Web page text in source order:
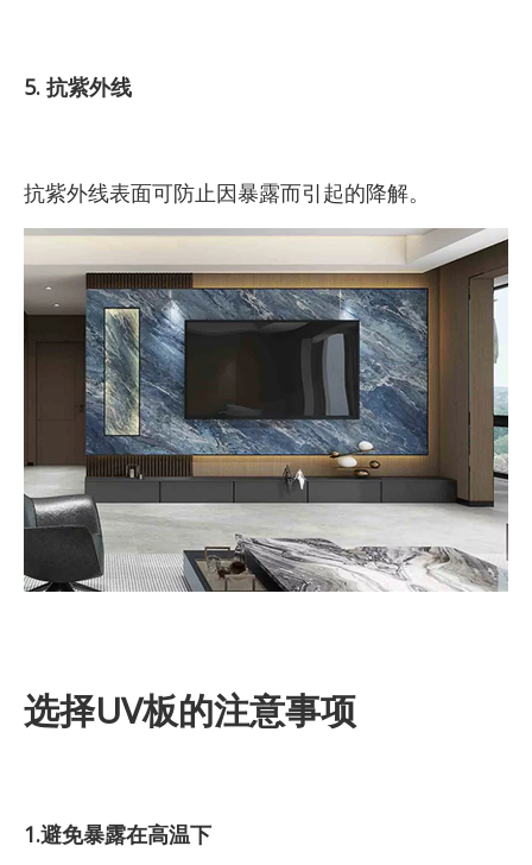
5. 抗紫外线
抗紫外线表面可防止因暴露而引起的降解。
选择UV板的注意事项
1.避免暴露在高温下